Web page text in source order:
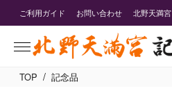
ご利用ガイド お問い合わせ 北野天満宮
TOP / 記念品